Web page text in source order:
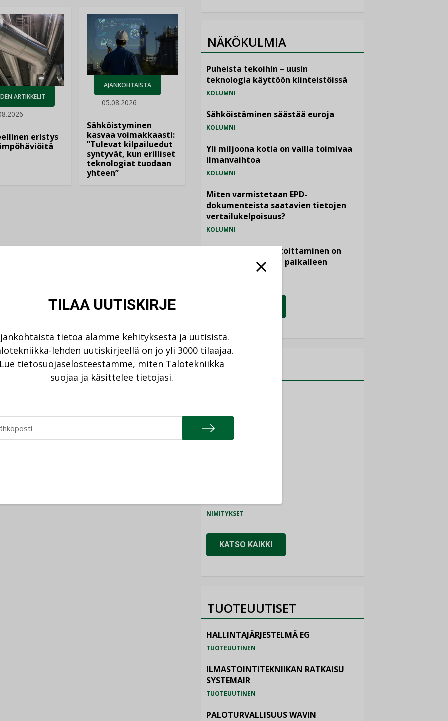
ARTIKKELIT
eristys
AJANKOHTAISTA
05.08.2026
Sähköistyminen
kasvaa voimakkaasti:
”Tulevat kilpailuedut
syntyvät, kun erilliset
teknologiat tuodaan
yhteen”
NÄKÖKULMIA
Puheista tekoihin – uusin
teknologia käyttöön kiinteistöissä
KOLUMNI
Sähköistäminen säästää euroja
KOLUMNI
Yli miljoona kotia on vailla toimivaa
ilmanvaihtoa
KOLUMNI
Miten varmistetaan EPD-
dokumenteista saatavien tietojen
vertailukelpoisuus?
KOLUMNI
Vesi- ja viemärimitoittaminen on
jämähtänyt ajassa paikalleen
NIMITYKSET
Refair
NIMITYKSET
KATSO KAIKKI
TUOTEUUTISET
HALLINTAJÄRJESTELMÄ EG
TUOTEUUTINEN
ILMASTOINTITEKNIIKAN RATKAISU
SYSTEMAIR
TUOTEUUTINEN
PALOTURVALLISUUS WAVIN
TILAA UUTISKIRJE
tietoa alamme kehityksestä ja uutisista.
lehden uutiskirjeellä on jo yli 3000 tilaajaa.
Lue tietosuojaselosteestamme, miten Talotekniikka
suojaa ja käsittelee tietojasi.